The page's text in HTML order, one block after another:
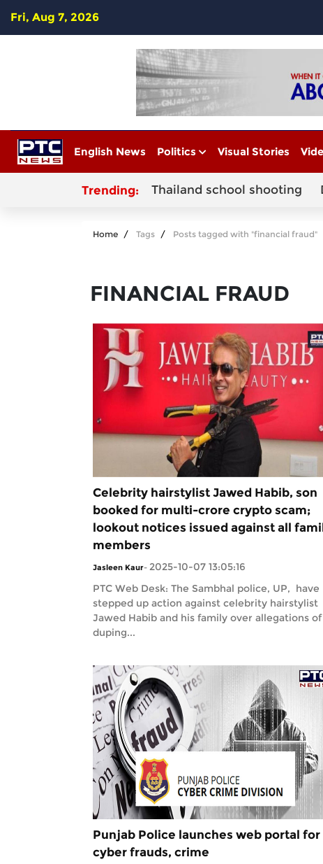
Fri, Aug 7, 2026
English News Politics Visual Stories
Trending: Thailand school shooting
Home Tags Posts tagged with "financial fraud"
FINANCIAL FRAUD
Celebrity hairstylist Jawed Habib, son
booked for multi-crore crypto scam;
lookout notices issued against all
members
Jasleen Kaur- 2025-10-07 13:05:16
PTC Web Desk: The Sambhal police, UP, have
stepped up action against celebrity hairstylist
Jawed Habib and his family over allegations of
duping...
Punjab Police launches web portal for
cyber frauds, crime